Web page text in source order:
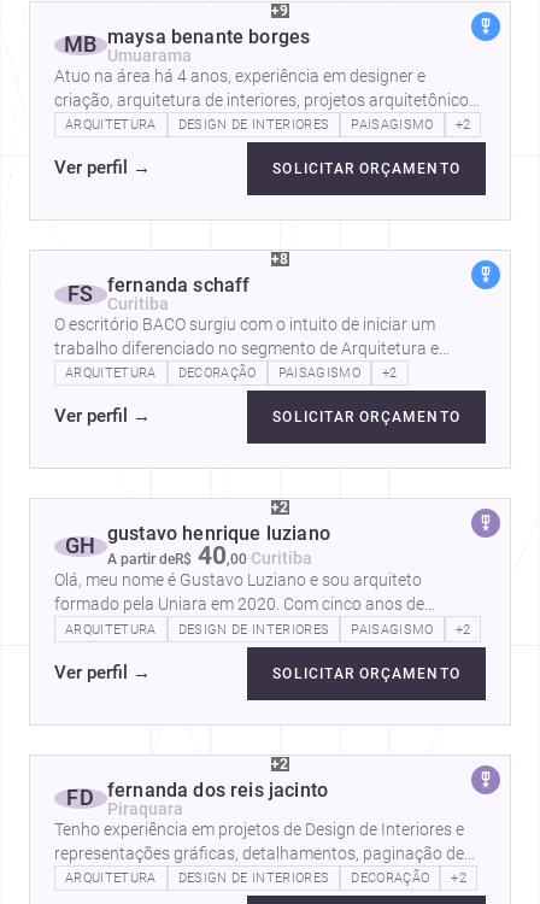
+9
MB maysa benante borges
Umuarama
Atuo na área há 4 anos, experiência em designer e
criação, arquitetura de interiores, projetos arquitetônicos
comerciais, residenciais e…
ARQUITETURA DESIGN DE INTERIORES PAISAGISMO +2
Ver perfil → SOLICITAR ORÇAMENTO
+8
FS fernanda schaff
Curitiba
O escritório BACO surgiu com o intuito de iniciar um
trabalho diferenciado no segmento de Arquitetura e
Design de Interiores. A arquiteta…
ARQUITETURA DECORAÇÃO PAISAGISMO +2
Ver perfil → SOLICITAR ORÇAMENTO
+2
GH gustavo henrique luziano
A partir deR$ 40,00·Curitiba
Olá, meu nome é Gustavo Luziano e sou arquiteto
formado pela Uniara em 2020. Com cinco anos de
experiência na criação e realização de…
ARQUITETURA DESIGN DE INTERIORES PAISAGISMO +2
Ver perfil → SOLICITAR ORÇAMENTO
+2
FD fernanda dos reis jacinto
Piraquara
Tenho experiência em projetos de Design de Interiores e
representações gráficas, detalhamentos, paginação de
pisos, técnicas…
ARQUITETURA DESIGN DE INTERIORES DECORAÇÃO +2